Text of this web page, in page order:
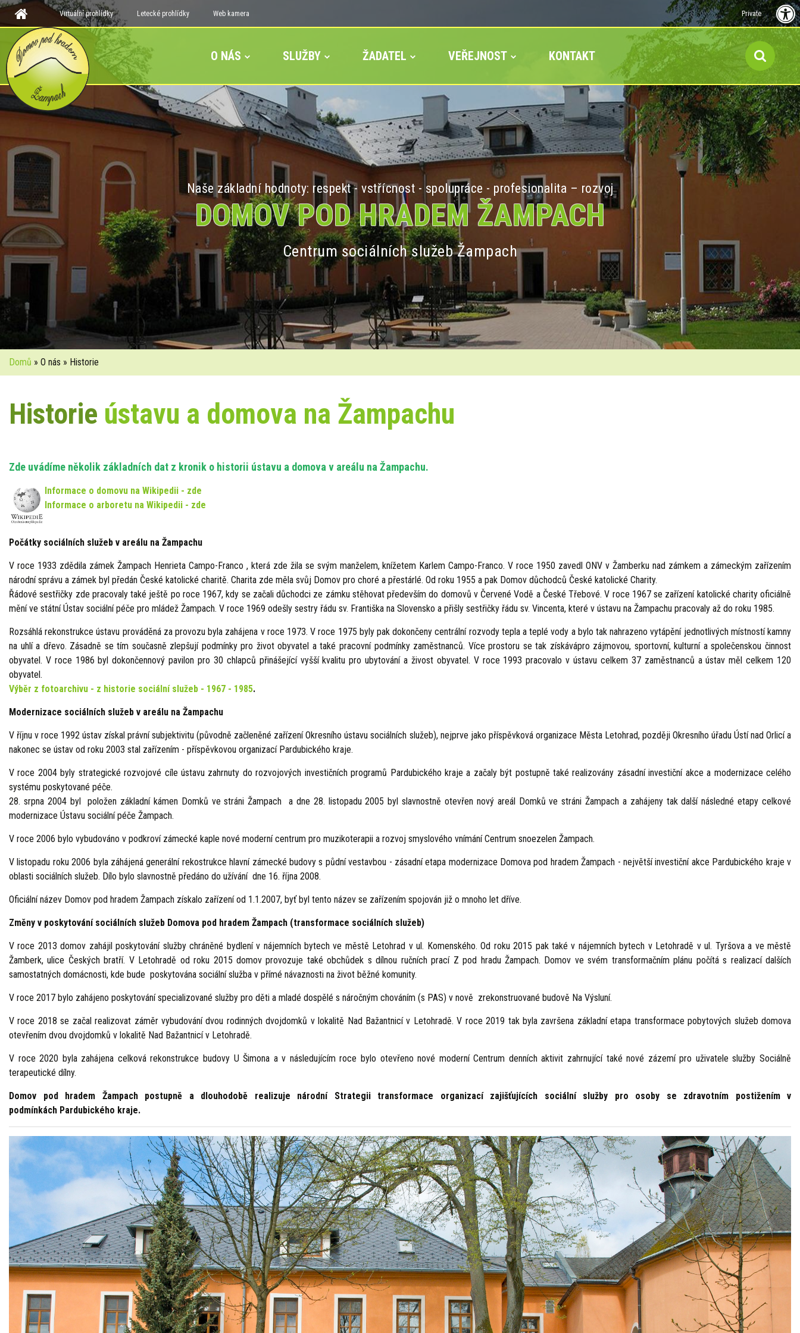
Virtuální prohlídky Letecké prohlídky Web kamera Private
O NÁS SLUŽBY ŽADATEL VEŘEJNOST KONTAKT
Naše základní hodnoty: respekt - vstřícnost - spolupráce - profesionalita – rozvoj
DOMOV POD HRADEM ŽAMPACH
Centrum sociálních služeb Žampach
Domů » O nás » Historie
Historie ústavu a domova na Žampachu
Zde uvádíme několik základních dat z kronik o historii ústavu a domova v areálu na Žampachu.
Informace o domovu na Wikipedii - zde
Informace o arboretu na Wikipedii - zde
Počátky sociálních služeb v areálu na Žampachu
V roce 1933 zdědila zámek Žampach Henrieta Campo-Franco , která zde žila se svým manželem, knížetem Karlem Campo-Franco. V roce 1950 zavedl ONV v Žamberku nad zámkem a zámeckým zařízením
národní správu a zámek byl předán České katolické charitě. Charita zde měla svůj Domov pro choré a přestárlé. Od roku 1955 a pak Domov důchodců České katolické Charity.
Řádové sestřičky zde pracovaly také ještě po roce 1967, kdy se začali důchodci ze zámku stěhovat především do domovů v Červené Vodě a České Třebové. V roce 1967 se zařízení katolické charity oficiálně
mění ve státní Ústav sociální péče pro mládež Žampach. V roce 1969 odešly sestry řádu sv. Františka na Slovensko a přišly sestřičky řádu sv. Vincenta, které v ústavu na Žampachu pracovaly až do roku 1985.
Rozsáhlá rekonstrukce ústavu prováděná za provozu byla zahájena v roce 1973. V roce 1975 byly pak dokončeny centrální rozvody tepla a teplé vody a bylo tak nahrazeno vytápění jednotlivých místností kamny
na uhlí a dřevo. Zásadně se tím současně zlepšují podmínky pro život obyvatel a také pracovní podmínky zaměstnanců. Více prostoru se tak získávápro zájmovou, sportovní, kulturní a společenskou činnost
obyvatel. V roce 1986 byl dokončennový pavilon pro 30 chlapců přinášející vyšší kvalitu pro ubytování a živost obyvatel. V roce 1993 pracovalo v ústavu celkem 37 zaměstnanců a ústav měl celkem 120
obyvatel.
Výběr z fotoarchivu - z historie sociální služeb - 1967 - 1985.
Modernizace sociálních služeb v areálu na Žampachu
V říjnu v roce 1992 ústav získal právní subjektivitu (původně začleněné zařízení Okresního ústavu sociálních služeb), nejprve jako příspěvková organizace Města Letohrad, později Okresního úřadu Ústí nad Orlicí a
nakonec se ústav od roku 2003 stal zařízením - příspěvkovou organizací Pardubického kraje.
V roce 2004 byly strategické rozvojové cíle ústavu zahrnuty do rozvojových investičních programů Pardubického kraje a začaly být postupně také realizovány zásadní investiční akce a modernizace celého
systému poskytované péče.
28. srpna 2004 byl položen základní kámen Domků ve stráni Žampach a dne 28. listopadu 2005 byl slavnostně otevřen nový areál Domků ve stráni Žampach a zahájeny tak další následné etapy celkové
modernizace Ústavu sociální péče Žampach.
V roce 2006 bylo vybudováno v podkroví zámecké kaple nové moderní centrum pro muzikoterapii a rozvoj smyslového vnímáníCentrum snoezelen Žampach.
V listopadu roku 2006 byla záhájená generální rekostrukce hlavní zámecké budovy s půdní vestavbou - zásadní etapa modernizace Domova pod hradem Žampach - největší investiční akce Pardubického kraje v
oblasti sociálních služeb. Dílo bylo slavnostně předáno do užívání dne 16. října 2008.
Oficiální název Domov pod hradem Žampach získalo zařízení od 1.1.2007, byť byl tento název se zařízením spojován již o mnoho let dříve.
Změny v poskytování sociálních služeb Domova pod hradem Žampach (transformace sociálních služeb)
V roce 2013 domov zahájil poskytování služby chráněné bydlení v nájemních bytech ve městě Letohrad v ul. Komenského. Od roku 2015 pak také v nájemních bytech v Letohradě v ul. Tyršova a ve městě
Žamberk, ulice Českých bratří. V Letohradě od roku 2015 domov provozuje také obchůdek s dílnou ručních prací Z pod hradu Žampach. Domov ve svém transformačním plánu počítá s realizací dalších
samostatných domácnosti, kde bude poskytována sociální služba v přímé návaznosti na život běžné komunity.
V roce 2017 bylo zahájeno poskytování specializované služby pro děti a mladé dospělé s náročným chováním (s PAS) v nově zrekonstruované budově Na Výsluní.
V roce 2018 se začal realizovat záměr vybudování dvou rodinných dvojdomků v lokalitě Nad Bažantnicí v Letohradě. V roce 2019 tak byla završena základní etapa transformace pobytových služeb domova
otevřením dvou dvojdomků v lokalitě Nad Bažantnicí v Letohradě.
V roce 2020 byla zahájena celková rekonstrukce budovy U Šimona a v následujícím roce bylo otevřeno nové moderní Centrum denních aktivit zahrnující také nové zázemí pro uživatele služby Sociálně
terapeutické dílny.
Domov pod hradem Žampach postupně a dlouhodobě realizuje národní Strategii transformace organizací zajišťujících sociální služby pro osoby se zdravotním postižením v
podmínkách Pardubického kraje.